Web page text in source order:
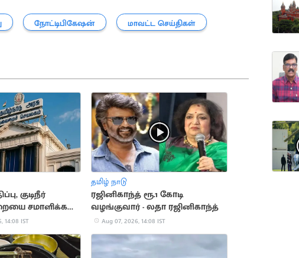
நோட்டிபிகேஷன் மாவட்ட செய்திகள்
குடிநீர்
சமாளிக்க
நிதி ஒதுக்கீடு
14:08 IST
தமிழ் நாடு
ரஜினிகாந்த் ரூ.1 கோடி
வழங்குவார் - லதா ரஜினிகாந்த்
Aug 07, 2026, 14:08 IST